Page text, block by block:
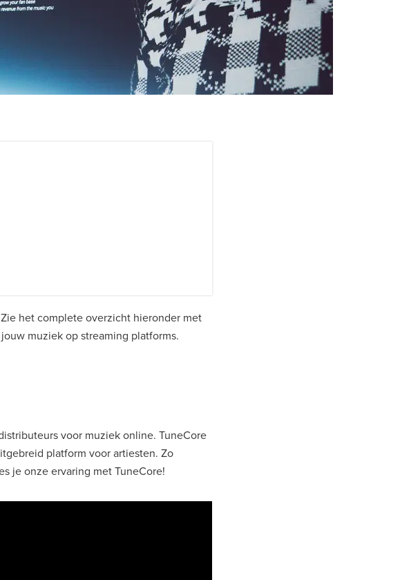
het complete overzicht hieronder met
muziek op streaming platforms.
voor muziek online. TuneCore
platform voor artiesten. Zo
je onze ervaring met TuneCore!